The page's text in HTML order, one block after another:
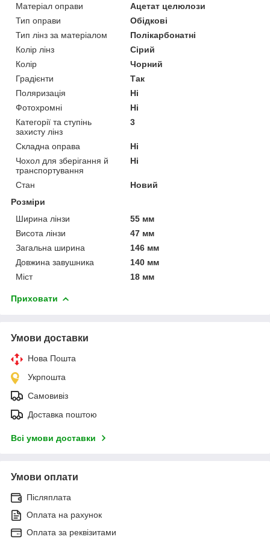
Матеріал оправи
Ацетат целюлози
Тип оправи
Обідкові
Тип лінз за матеріалом
Полікарбонатні
Колір лінз
Сірий
Колір
Чорний
Градієнти
Так
Поляризація
Ні
Фотохромні
Ні
Категорії та ступінь
захисту лінз
3
Складна оправа
Ні
Чохол для зберігання й
транспортування
Ні
Стан
Новий
Розміри
Ширина лінзи
55 мм
Висота лінзи
47 мм
Загальна ширина
146 мм
Довжина завушника
140 мм
Міст
18 мм
Приховати
Умови доставки
Нова Пошта
Укрпошта
Самовивіз
Доставка поштою
Всі умови доставки
Умови оплати
Післяплата
Оплата на рахунок
Оплата за реквізитами